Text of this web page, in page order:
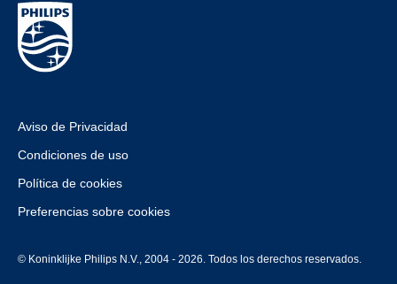
Aviso de Privacidad
Condiciones de uso
Política de cookies
Preferencias sobre cookies
© Koninklijke Philips N.V., 2004 - 2026. Todos los derechos reservados.